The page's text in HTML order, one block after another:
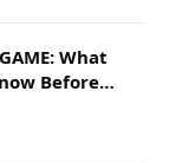
What
Before